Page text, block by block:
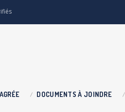
DOCUMENTS À JOINDRE